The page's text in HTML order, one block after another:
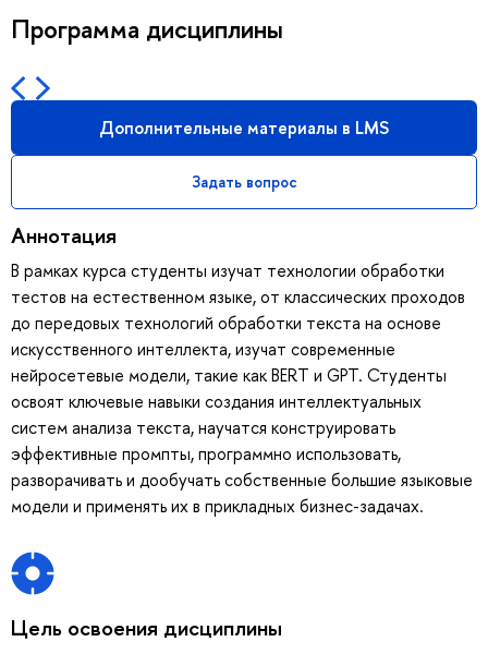
Программа дисциплины
Дополнительные материалы в LMS
Задать вопрос
Аннотация
В рамках курса студенты изучат технологии обработки
тестов на естественном языке, от классических проходов
до передовых технологий обработки текста на основе
искусственного интеллекта, изучат современные
нейросетевые модели, такие как BERT и GPT. Студенты
освоят ключевые навыки создания интеллектуальных
систем анализа текста, научатся конструировать
эффективные промпты, программно использовать,
разворачивать и дообучать собственные большие языковые
модели и применять их в прикладных бизнес-задачах.
Цель освоения дисциплины